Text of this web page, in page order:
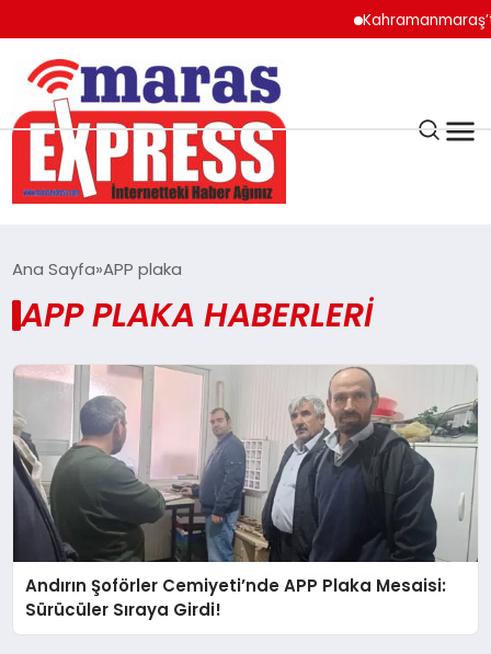
K.MARAŞ
ÇAĞLAYANCERİT
BİZE ULAŞIN
GÖKSUN
TÜRKOĞLU
Ana Sayfa APP plaka
APP PLAKA HABERLERI
Andırın Şoförler Cemiyeti’nde APP Plaka Mesaisi:
Sürücüler Sıraya Girdi!